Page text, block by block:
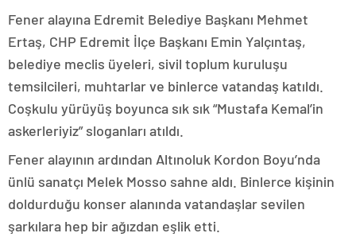
Fener alayına Edremit Belediye Başkanı Mehmet
Ertaş, CHP Edremit İlçe Başkanı Emin Yalçıntaş,
belediye meclis üyeleri, sivil toplum kuruluşu
temsilcileri, muhtarlar ve binlerce vatandaş katıldı.
Coşkulu yürüyüş boyunca sık sık “Mustafa Kemal’in
askerleriyiz” sloganları atıldı.
Fener alayının ardından Altınoluk Kordon Boyu’nda
ünlü sanatçı Melek Mosso sahne aldı. Binlerce kişinin
doldurduğu konser alanında vatandaşlar sevilen
şarkılara hep bir ağızdan eşlik etti.